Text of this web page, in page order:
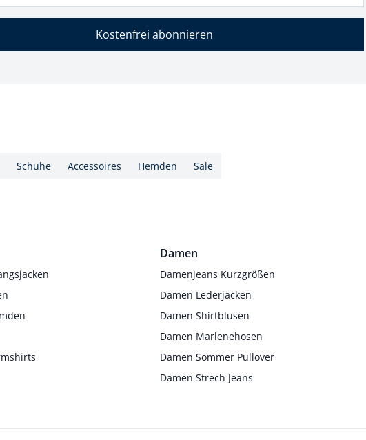
Kostenfrei abonnieren
Schuhe Accessoires Hemden Sale
Damen
Damenjeans Kurzgrößen
Damen Lederjacken
Damen Shirtblusen
Damen Marlenehosen
Damen Sommer Pullover
Damen Strech Jeans